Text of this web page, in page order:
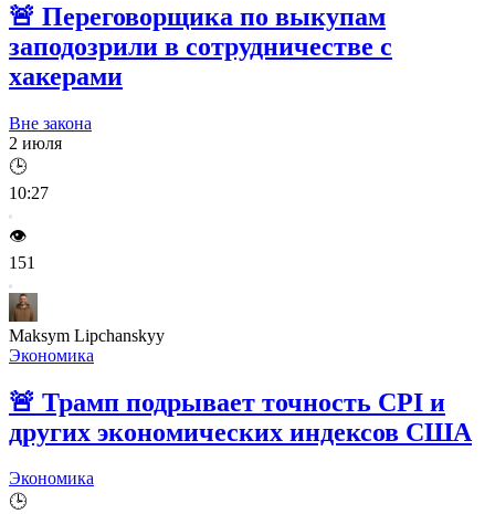
🚨 Переговорщика по выкупам
заподозрили в сотрудничестве с
хакерами
Вне закона
2 июля
🕒
10:27
👁️
151
Maksym Lipchanskyy
Экономика
🚨 Трамп подрывает точность CPI и
других экономических индексов США
Экономика
🕒